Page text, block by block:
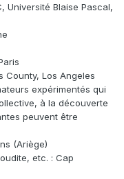
Université Blaise Pascal,
County, Los Angeles
expérimentés qui
à la découverte
peuvent être
(Ariège)
etc. : Cap